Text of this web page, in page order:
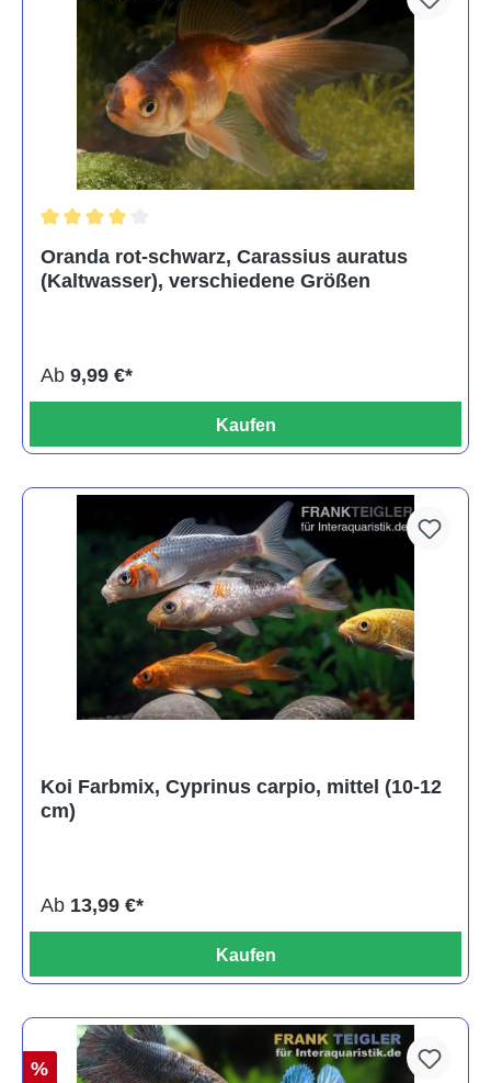
Oranda rot-schwarz, Carassius auratus
(Kaltwasser), verschiedene Größen
Ab 9,99 €*
Kaufen
Koi Farbmix, Cyprinus carpio, mittel (10-12
cm)
Ab 13,99 €*
Kaufen
%